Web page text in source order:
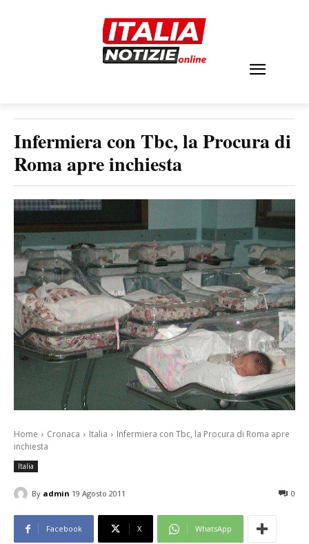
Infermiera con Tbc, la Procura di
Roma apre inchiesta
Home Cronaca Italia
Infermiera con Tbc, la Procura di Roma apre
inchiesta
Italia
By admin 19 Agosto 2011 0
Facebook X WhatsApp